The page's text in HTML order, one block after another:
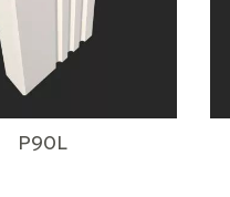
P90L